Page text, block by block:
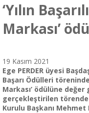
‘Yılın
Markası’
19 Kasım 2021
Ege PERDER üyesi
Başarı Ödülleri töreninde
Markası’ ödülüne
gerçekleştirilen
Kurulu Başkanı Mehmet